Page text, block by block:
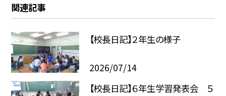
関連記事
【校長日記】２年生の様子
2026/07/14
【校長日記】６年生学習発表会 ５